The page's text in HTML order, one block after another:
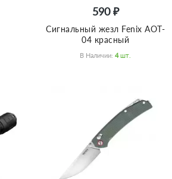
590 ₽
Сигнальный жезл Fenix AOT-
04 красный
В Наличии: 4 Шт.